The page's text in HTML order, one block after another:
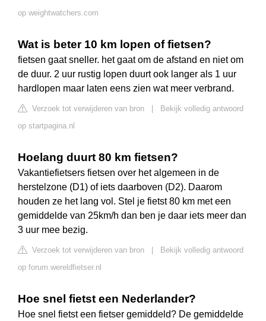
op weightwatchers.com
Wat is beter 10 km lopen of fietsen?
fietsen gaat sneller. het gaat om de afstand en niet om
de duur. 2 uur rustig lopen duurt ook langer als 1 uur
hardlopen maar laten eens zien wat meer verbrand.
Verzoek tot verwijderen van bron
Bekijk volledig antwoord
op startpagina.nl
Hoelang duurt 80 km fietsen?
Vakantiefietsers fietsen over het algemeen in de
herstelzone (D1) of iets daarboven (D2). Daarom
houden ze het lang vol. Stel je fietst 80 km met een
gemiddelde van 25km/h dan ben je daar iets meer dan
3 uur mee bezig.
Verzoek tot verwijderen van bron
Bekijk volledig antwoord
op forum.wereldfietser.nl
Hoe snel fietst een Nederlander?
Hoe snel fietst een fietser gemiddeld? De gemiddelde